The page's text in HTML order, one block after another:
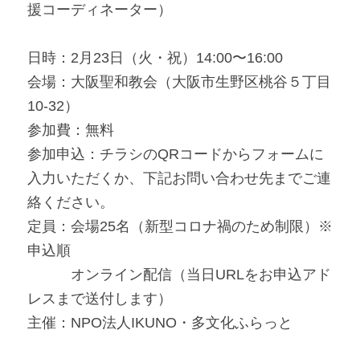
援コーディネーター）
日時：2月23日（火・祝）14:00〜16:00
会場：大阪聖和教会（大阪市生野区桃谷５丁目
10-32）
参加費：無料
参加申込：チラシのQRコードからフォームに
入力いただくか、下記お問い合わせ先までご連
絡ください。
定員：会場25名（新型コロナ禍のため制限）※
申込順
オンライン配信（当日URLをお申込アド
レスまで送付します）
主催：NPO法人IKUNO・多文化ふらっと